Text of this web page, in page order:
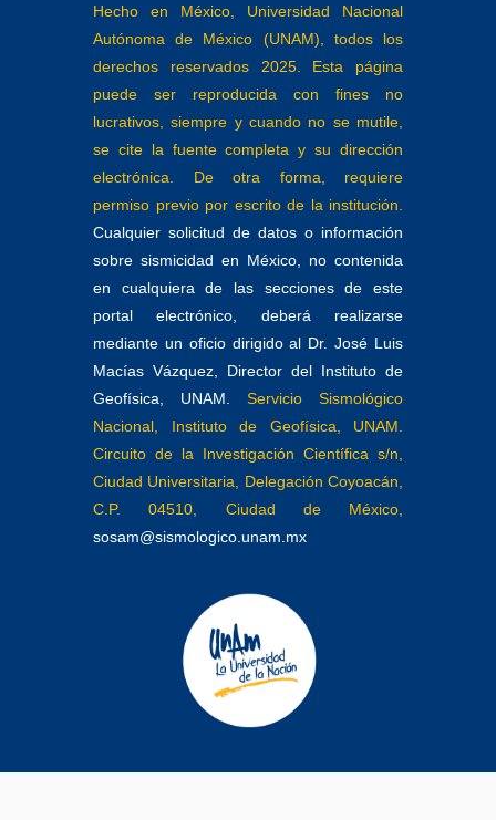
Hecho en México, Universidad Nacional
Autónoma de México (UNAM), todos los
derechos reservados 2025. Esta página
puede ser reproducida con fines no
lucrativos, siempre y cuando no se mutile,
se cite la fuente completa y su dirección
electrónica. De otra forma, requiere
permiso previo por escrito de la institución.
Cualquier solicitud de datos o información
sobre sismicidad en México, no contenida
en cualquiera de las secciones de este
portal electrónico, deberá realizarse
mediante un oficio dirigido al Dr. José Luis
Macías Vázquez, Director del Instituto de
Geofísica, UNAM.
Servicio Sismológico
Nacional, Instituto de Geofísica, UNAM.
Circuito de la Investigación Científica s/n,
Ciudad Universitaria, Delegación Coyoacán,
C.P. 04510, Ciudad de México,
sosam@sismologico.unam.mx